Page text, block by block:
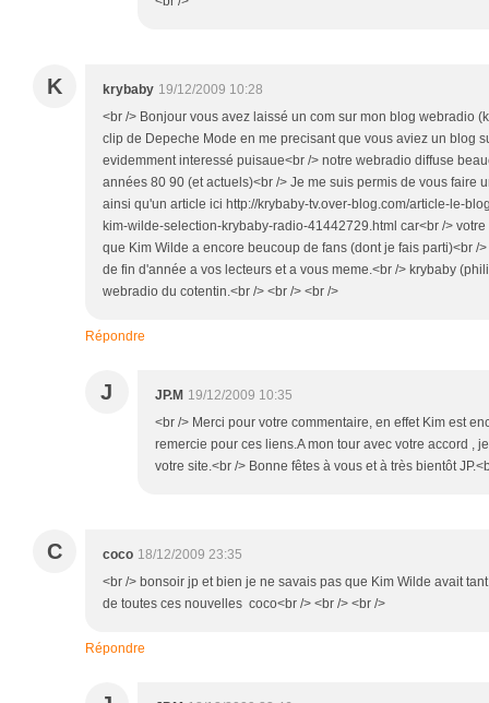
K krybaby 19/12/2009 10:28
<br /> Bonjour vous avez laissé un com sur mon blog webradio
clip de Depeche Mode en me precisant que vous aviez un blog
evidemment interessé puisaue<br /> notre webradio diffuse
années 80 90 (et actuels)<br /> Je me suis permis de vous faire
ainsi qu'un article ici http://krybaby-tv.over-blog.com/article-le-
kim-wilde-selection-krybaby-radio-41442729.html car<br />
que Kim Wilde a encore beucoup de fans (dont je fais parti)<br /
de fin d'année a vos lecteurs et a vous meme.<br /> krybaby
webradio du cotentin.<br /> <br /> <br />
Répondre
J JP.M 19/12/2009 10:35
<br /> Merci pour votre commentaire, en effet Kim est
remercie pour ces liens.A mon tour avec votre accord ,
votre site.<br /> Bonne fêtes à vous et à très bientôt
C coco 18/12/2009 23:35
<br /> bonsoir jp et bien je ne savais pas que Kim Wilde avait
de toutes ces nouvelles coco<br /> <br /> <br />
Répondre